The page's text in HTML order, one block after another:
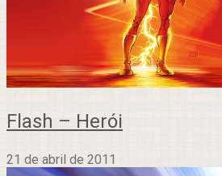
Flash – Herói
21 de abril de 2011